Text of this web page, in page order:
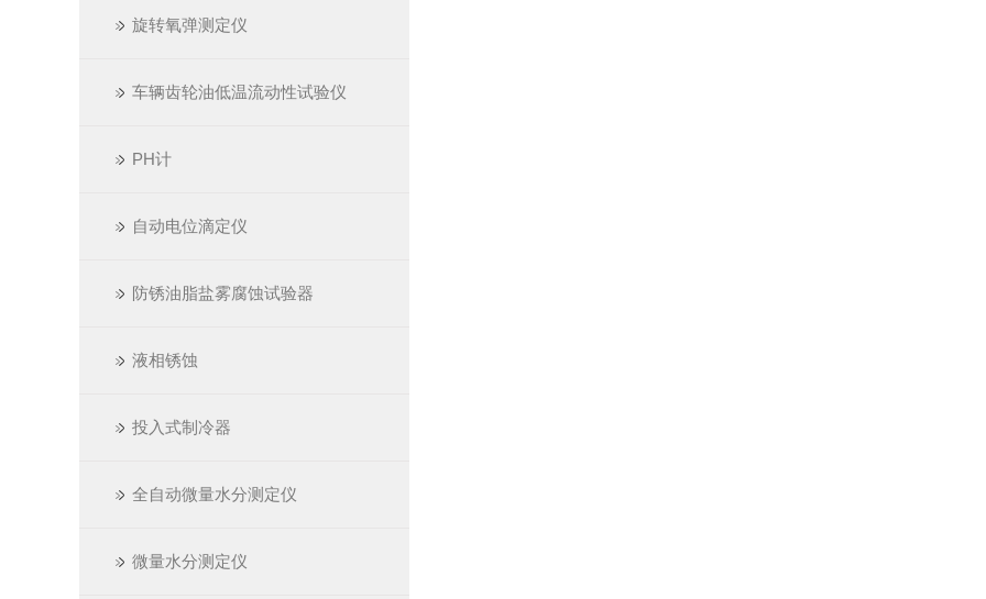
旋转氧弹测定仪
车辆齿轮油低温流动性试验仪
PH计
自动电位滴定仪
防锈油脂盐雾腐蚀试验器
液相锈蚀
投入式制冷器
全自动微量水分测定仪
微量水分测定仪